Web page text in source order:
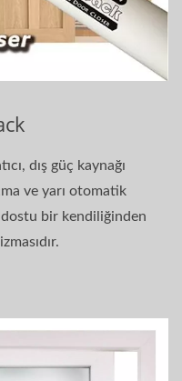
dış güç kaynağı
ve yarı otomatik
bir kendiliğinden